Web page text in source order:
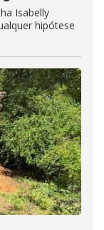
Isabelly
hipótese